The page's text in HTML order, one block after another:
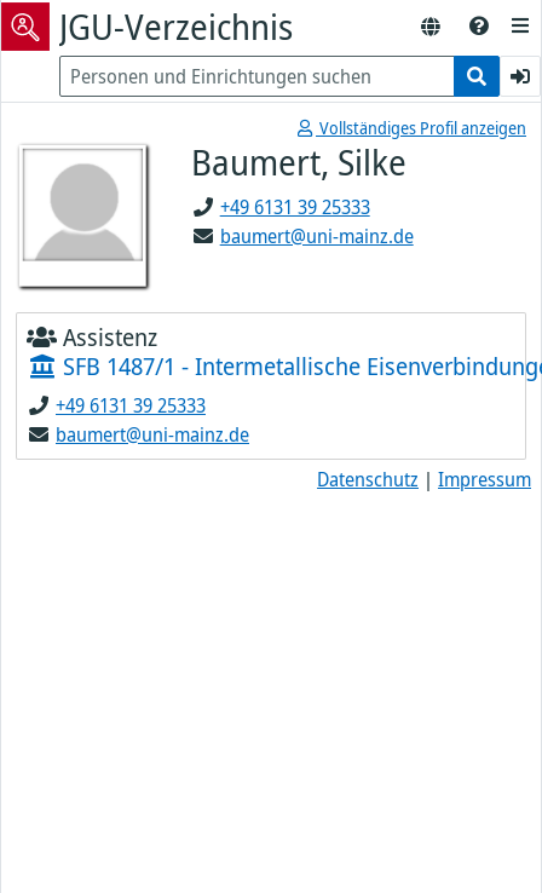
JGU-Verzeichnis
Vollständiges Profil anzeigen
Baumert, Silke
+49 6131 39 25333
baumert@uni-mainz.de
Assistenz
SFB 1487/1 - Intermetallische
+49 6131 39 25333
baumert@uni-mainz.de
Datenschutz | Impressum